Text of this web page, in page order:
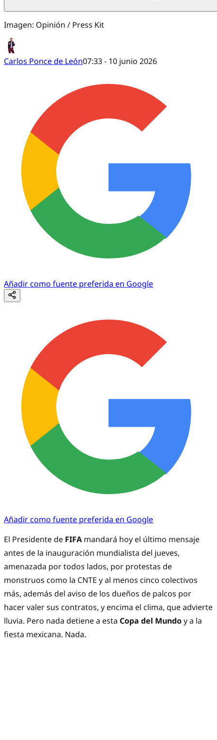
Imagen: Opinión / Press Kit
Carlos Ponce de León07:33 - 10 junio 2026
Añadir como fuente preferida en Google
Añadir como fuente preferida en Google
El Presidente de FIFA mandará hoy el último mensaje
antes de la inauguración mundialista del jueves,
amenazada por todos lados, por protestas de
monstruos como la CNTE y al menos cinco colectivos
más, además del aviso de los dueños de palcos por
hacer valer sus contratos, y encima el clima, que advierte
lluvia. Pero nada detiene a esta Copa del Mundoy a la
fiesta mexicana. Nada.